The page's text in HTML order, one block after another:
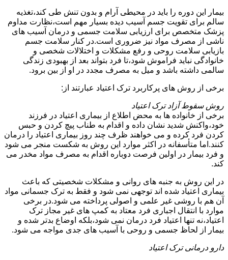
بیمار این دوره را باید در محیطی آرام و بدون تنش طی کند،تغذیه
سالم برای تقویت جسم آسیب دیده بسیار مهم است،نظارت مداوم
پزشک متخصص برای ارزیابی سلامت جسمی و درمان آسیب های
ناشی از مصرف مواد نیز ضروری است.در کنار سلامت جسم
بازیابی سلامت روحی و رفع مشکلات و اختلالات شخصی و
خانوادگی نباید فراموش شود،تا فرد بتواند بعد از بهبودی زندگی
سالمی داشته باشد و میل به مصرف مجدد در او از بین برود.
برخی از روش های پرکاربرد ترک اعتیاد عبارتند از:
روش سقوط آزاد ترک اعتیاد
برخی از خانواده ها به محض اطلاع از بیماری اعتیاد در فرزند
خود،واکنش شدید نشان داده و اقدام به طناب پیچ کردن و حبس
کردن فرد کرده و می خواهند ظرف چند روز بیماری اعتیاد را درمان
کنند.اما متأسفانه در اکثر موارد این روش به شکست منجر می شود
و فرد بیمار در اولین فرصت دوباره اقدام به مصرف مواد مخدر می
کند.
در این روش به جنبه های روانی و مشکلات شخصیتی که باعث
بیماری اعتیاد شده اند توجهی نمی شود و فقط به ترک جسمانی مواد
آن هم با روشی غیر علمی و اصولی پرداخته می شود.در برخی
موارد با انتقال اجباری فرد معتاد به کمپ های غیر مجاز ترک
اعتیاد،نه تنها اعتیاد فرد درمان نمی شود،بلکه اوضاع بدتر شده و
بیمار از لحاظ جسمی و روحی با آسیب های جدی مواجه می شود.
دارو درمانی ترک اعتیاد